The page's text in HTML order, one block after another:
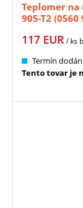
Teplomer
905-T2 (0560
117 EUR/ ks
Termín
Tento tovar je